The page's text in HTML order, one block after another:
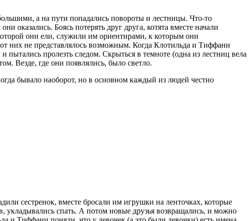
а на пути попадались повороты и лестницы. Что-то
оказались. Боясь потерять друг друга, котята вместе начали
они ели, служили им ориентирами, к которым они
них не представлялось возможным. Когда Клотильда и Тиффани
пролезть следом. Скрыться в темноте (одна из лестниц вела
Везде, где они появлялись, было светло.
бывало наоборот, но в основном каждый из людей честно
сестренок, вместе бросали им игрушки на ленточках, которые
укладывались спать. А потом новые друзья возвращались, и можно